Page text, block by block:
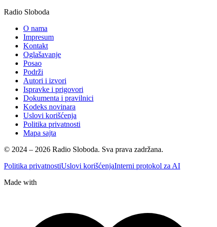
Radio Sloboda
O nama
Impresum
Kontakt
Oglašavanje
Posao
Podrži
Autori i izvori
Ispravke i prigovori
Dokumenta i pravilnici
Kodeks novinara
Uslovi korišćenja
Politika privatnosti
Mapa sajta
© 2024 – 2026 Radio Sloboda. Sva prava zadržana.
Politika privatnostiUslovi korišćenjaInterni protokol za AI
Made with